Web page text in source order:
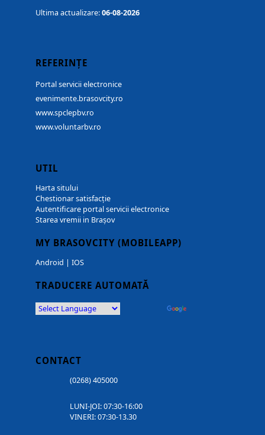
Ultima actualizare:06-08-2026
REFERINȚE
Portal servicii electronice
evenimente.brasovcity.ro
www.spclepbv.ro
www.voluntarbv.ro
UTIL
Harta sitului
Chestionar satisfacție
Autentificare portal servicii electronice
Starea vremii in Brașov
MY BRASOVCITY (MOBILEAPP)
Android | IOS
TRADUCERE AUTOMATĂ
CONTACT
(0268) 405000
LUNI-JOI: 07:30-16:00
VINERI: 07:30-13.30